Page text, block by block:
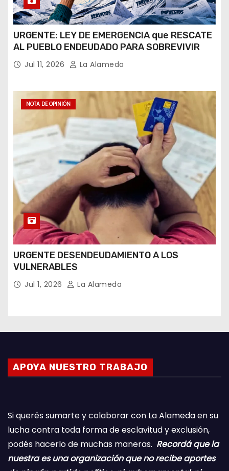
URGENTE: LEY DE EMERGENCIA que RESCATE
AL PUEBLO ENDEUDADO PARA SOBREVIVIR
Jul 11, 2026 La Alameda
NOTA DE OPINIÓN
URGENTE DESENDEUDAMIENTO A LOS
VULNERABLES
Jul 1, 2026 La Alameda
APOYA NUESTRO TRABAJO
Si querés sumarte y colaborar con La Alameda en su
lucha contra toda forma de esclavitud y exclusión,
podés hacerlo de muchas maneras. Recordá que la
nuestra es una organización que no recibe aportes